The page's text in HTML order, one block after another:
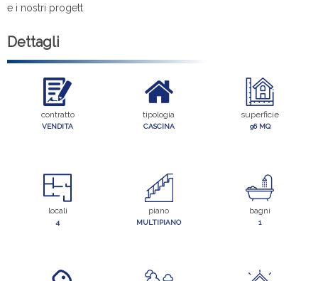
e i nostri progett
Dettagli
contratto
VENDITA
tipologia
CASCINA
superficie
96 MQ
locali
4
piano
MULTIPIANO
bagni
1